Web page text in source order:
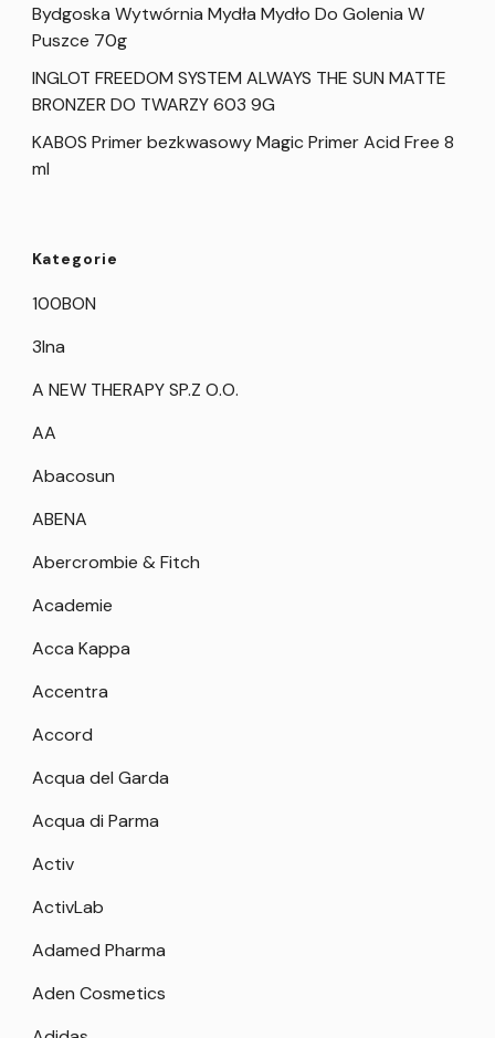
Bydgoska Wytwórnia Mydła Mydło Do Golenia W
Puszce 70g
INGLOT FREEDOM SYSTEM ALWAYS THE SUN MATTE
BRONZER DO TWARZY 603 9G
KABOS Primer bezkwasowy Magic Primer Acid Free 8
ml
Kategorie
100BON
3Ina
A NEW THERAPY SP.Z O.O.
AA
Abacosun
ABENA
Abercrombie & Fitch
Academie
Acca Kappa
Accentra
Accord
Acqua del Garda
Acqua di Parma
Activ
ActivLab
Adamed Pharma
Aden Cosmetics